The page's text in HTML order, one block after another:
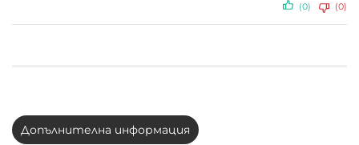
(0) (0)
Допълнителна информация